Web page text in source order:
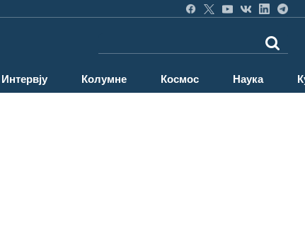
Интервју Колумне Космос Наука